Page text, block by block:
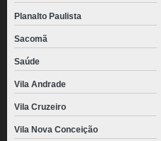
Planalto Paulista
Sacomã
Saúde
Vila Andrade
Vila Cruzeiro
Vila Nova Conceição